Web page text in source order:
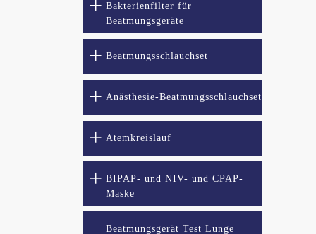
Bakterienfilter für
Beatmungsgeräte
Beatmungsschlauchset
Anästhesie-Beatmungsschlauchset
Atemkreislauf
BIPAP- und NIV- und CPAP-
Maske
Beatmungsgerät Test Lunge